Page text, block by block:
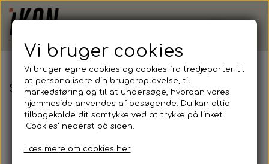
Select, Benskinner, Shin Guard Super v25
Vi bruger cookies
Vi bruger egne cookies og cookies fra tredjeparter til
at personalisere din brugeroplevelse, til
markedsføring og til at undersøge, hvordan vores
hjemmeside anvendes af besøgende. Du kan altid
tilbagekalde dit samtykke ved at trykke på linket
'Cookies' nederst på siden.
Læs mere om cookies her